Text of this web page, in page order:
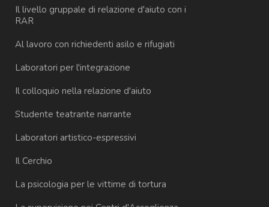
Il livello gruppale di relazione d'aiuto con i
RAR
Al lavoro con richiedenti asilo e rifugiati
Laboratori per l'integrazione
Il colloquio nella relazione d'aiuto
Studente teatrante narrante
Laboratori artistico-espressivi
Il Cerchio
La psicologia per le vittime di tortura